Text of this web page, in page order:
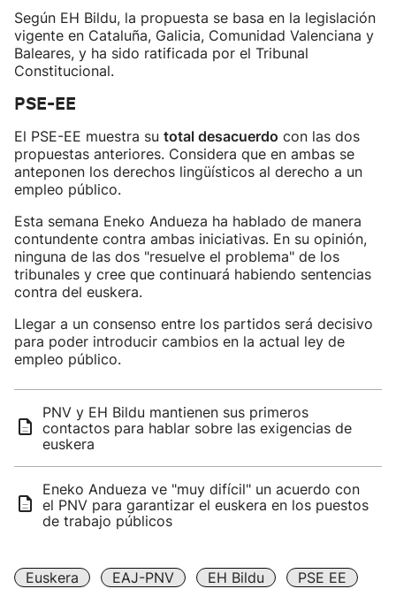
Según EH Bildu, la propuesta se basa en la legislación
vigente en Cataluña, Galicia, Comunidad Valenciana y
Baleares, y ha sido ratificada por el Tribunal
Constitucional.
PSE-EE
El PSE-EE muestra su total desacuerdo con las dos
propuestas anteriores. Considera que en ambas se
anteponen los derechos lingüísticos al derecho a un
empleo público.
Esta semana Eneko Andueza ha hablado de manera
contundente contra ambas iniciativas. En su opinión,
ninguna de las dos "resuelve el problema" de los
tribunales y cree que continuará habiendo sentencias
contra del euskera.
Llegar a un consenso entre los partidos será decisivo
para poder introducir cambios en la actual ley de
empleo público.
PNV y EH Bildu mantienen sus primeros
contactos para hablar sobre las exigencias de
euskera
Eneko Andueza ve "muy difícil" un acuerdo con
el PNV para garantizar el euskera en los puestos
de trabajo públicos
Euskera EAJ-PNV EH Bildu
PSE EE